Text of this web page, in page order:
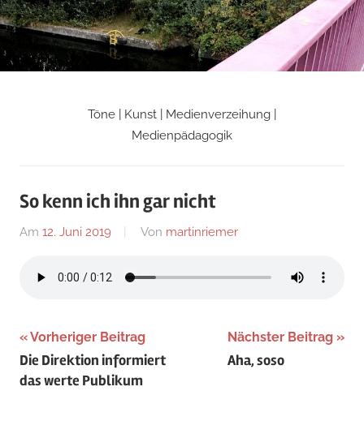
Zum
Inhalt
springen
Martin
Blog
Töne | Kunst | Medienverzeihung |
Medienpädagogik
So kenn ich ihn gar nicht
Am 12. Juni 2019 Von martinriemer
Beitragsnavigation
Vorheriger Beitrag
Die Direktion informiert
das werte Publikum
Nächster Beitrag
Aha, soso